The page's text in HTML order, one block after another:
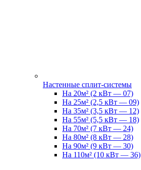
Настенные сплит-системы
На 20м² (2 кВт — 07)
На 25м² (2,5 кВт — 09)
На 35м² (3,5 кВт — 12)
На 55м² (5,5 кВт — 18)
На 70м² (7 кВт — 24)
На 80м² (8 кВт — 28)
На 90м² (9 кВт — 30)
На 110м² (10 кВт — 36)